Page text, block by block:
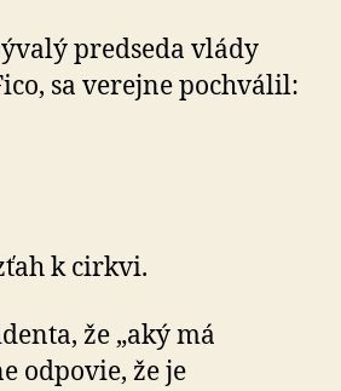
predseda vlády
sa verejne pochválil:
k cirkvi.
že „aký má
odpovie, že je